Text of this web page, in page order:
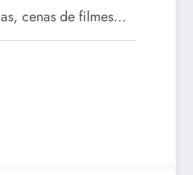
cenas de filmes…